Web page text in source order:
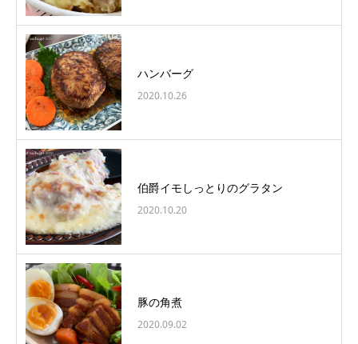
ハンバーグ
2020.10.26
伯爵イモしっとりのグラタン
2020.10.20
豚の角煮
2020.09.02